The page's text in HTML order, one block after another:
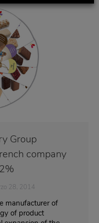
Group
company
28, 2014
manufacturer of
of product